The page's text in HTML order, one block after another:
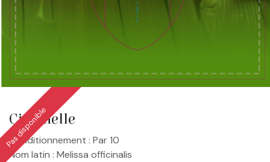
Citronelle
Pas disponible
Conditionnement : Par 10
Nom latin : Melissa officinalis